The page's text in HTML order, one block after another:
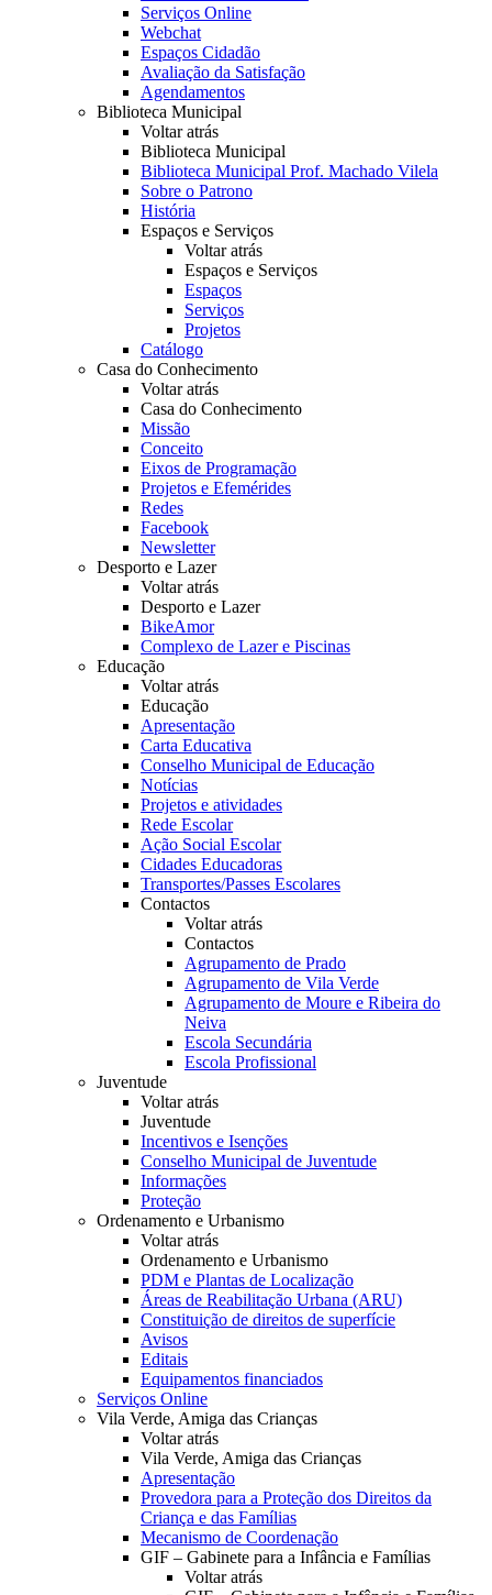
Serviços Online
Webchat
Espaços Cidadão
Avaliação da Satisfação
Agendamentos
Biblioteca Municipal
Voltar atrás
Biblioteca Municipal
Biblioteca Municipal Prof. Machado Vilela
Sobre o Patrono
História
Espaços e Serviços
Voltar atrás
Espaços e Serviços
Espaços
Serviços
Projetos
Catálogo
Casa do Conhecimento
Voltar atrás
Casa do Conhecimento
Missão
Conceito
Eixos de Programação
Projetos e Efemérides
Redes
Facebook
Newsletter
Desporto e Lazer
Voltar atrás
Desporto e Lazer
BikeAmor
Complexo de Lazer e Piscinas
Educação
Voltar atrás
Educação
Apresentação
Carta Educativa
Conselho Municipal de Educação
Notícias
Projetos e atividades
Rede Escolar
Ação Social Escolar
Cidades Educadoras
Transportes/Passes Escolares
Contactos
Voltar atrás
Contactos
Agrupamento de Prado
Agrupamento de Vila Verde
Agrupamento de Moure e Ribeira do
Neiva
Escola Secundária
Escola Profissional
Juventude
Voltar atrás
Juventude
Incentivos e Isenções
Conselho Municipal de Juventude
Informações
Proteção
Ordenamento e Urbanismo
Voltar atrás
Ordenamento e Urbanismo
PDM e Plantas de Localização
Áreas de Reabilitação Urbana (ARU)
Constituição de direitos de superfície
Avisos
Editais
Equipamentos financiados
Serviços Online
Vila Verde, Amiga das Crianças
Voltar atrás
Vila Verde, Amiga das Crianças
Apresentação
Provedora para a Proteção dos Direitos da
Criança e das Famílias
Mecanismo de Coordenação
GIF – Gabinete para a Infância e Famílias
Voltar atrás